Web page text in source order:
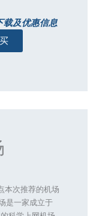
载及优惠信息
本次推荐的机场
是一家成立于